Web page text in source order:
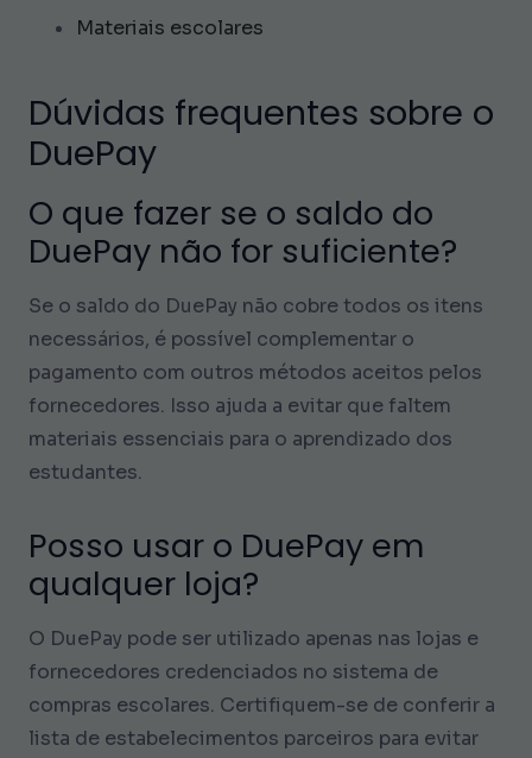
Materiais escolares
Dúvidas frequentes sobre o
DuePay
O que fazer se o saldo do
DuePay não for suficiente?
Se o saldo do DuePay não cobre todos os itens
necessários, é possível complementar o
pagamento com outros métodos aceitos pelos
fornecedores. Isso ajuda a evitar que faltem
materiais essenciais para o aprendizado dos
estudantes.
Posso usar o DuePay em
qualquer loja?
O DuePay pode ser utilizado apenas nas lojas e
fornecedores credenciados no sistema de
compras escolares. Certifiquem-se de conferir a
lista de estabelecimentos parceiros para evitar